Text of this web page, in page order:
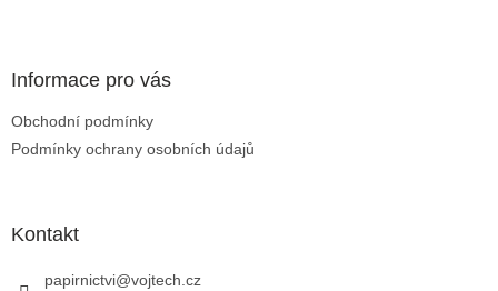
Informace pro vás
Obchodní podmínky
Podmínky ochrany osobních údajů
Kontakt
papirnictvi@vojtech.cz